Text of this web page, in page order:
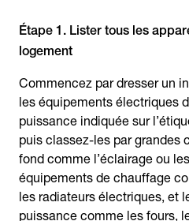
Étape 1. Lister tous les
logement
Commencez par dresser un
les équipements électriques
puissance indiquée sur
puis classez-les par grandes
fond comme l’éclairage ou
équipements de chauffage
les radiateurs électriques, et
puissance comme les fours,